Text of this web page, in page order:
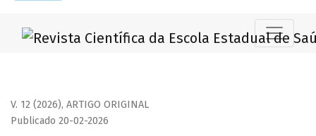
VIOLÊNCIA SEXUAL E HOMICÍDIOS DE MULHERES
V. 12 (2026), ARTIGO ORIGINAL
Publicado 20-02-2026